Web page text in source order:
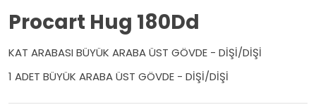
Procart Hug 180Dd
KAT ARABASI BÜYÜK ARABA ÜST GÖVDE - DİŞİ/DİŞİ
1 ADET BÜYÜK ARABA ÜST GÖVDE - DİŞİ/DİŞİ